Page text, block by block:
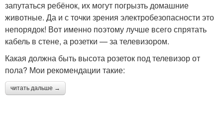
запутаться ребёнок, их могут погрызть домашние
животные. Да и с точки зрения электробезопасности это
непорядок! Вот именно поэтому лучше всего спрятать
кабель в стене, а розетки — за телевизором.
Какая должна быть высота розеток под телевизор от
пола? Мои рекомендации такие:
читать дальше →